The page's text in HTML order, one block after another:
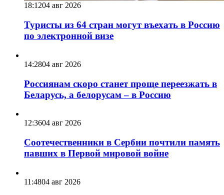
18:1204 авг 2026
Туристы из 64 стран могут въехать в Россию
по электронной визе
14:2804 авг 2026
Россиянам скоро станет проще переезжать в
Беларусь, а белорусам – в Россию
12:3604 авг 2026
Соотечественники в Сербии почтили память
павших в Первой мировой войне
11:4804 авг 2026